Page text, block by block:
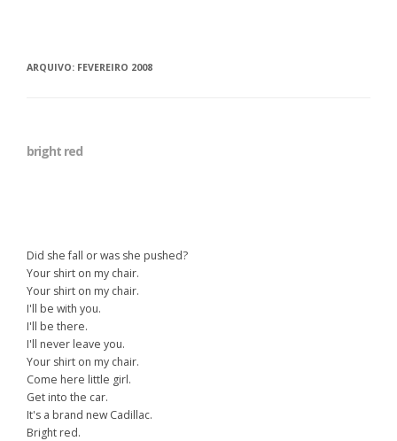
ARQUIVO: FEVEREIRO 2008
bright red
Did she fall or was she pushed?
Your shirt on my chair.
Your shirt on my chair.
I'll be with you.
I'll be there.
I'll never leave you.
Your shirt on my chair.
Come here little girl.
Get into the car.
It's a brand new Cadillac.
Bright red.